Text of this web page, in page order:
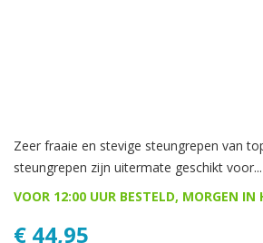
Zeer fraaie en stevige steungrepen van
steungrepen zijn uitermate geschikt voor...
VOOR 12:00 UUR BESTELD, MORGEN IN
€ 44,95